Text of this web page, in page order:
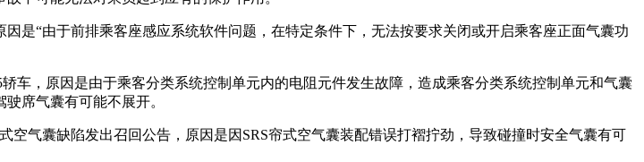
因是“由于前排乘客座感应系统软件问题，在特定条件下，无法按要求关闭或开启乘客座正面气囊功
轿车，原因是由于乘客分类系统控制单元内的电阻元件发生故障，造成乘客分类系统控制单元和气囊
席气囊有可能不展开。
空气囊缺陷发出召回公告，原因是因SRS帘式空气囊装配错误打褶拧劲，导致碰撞时安全气囊有可